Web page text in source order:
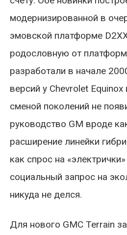
модернизированной в
эмовской платформе
родословную от
разработали в начале
версий у Chevrolet Equinox
сменой поколений не
руководство GM вроде
расширение линейки
как спрос на
социальный запрос на
никуда не делся.
Для нового GMC Terrain